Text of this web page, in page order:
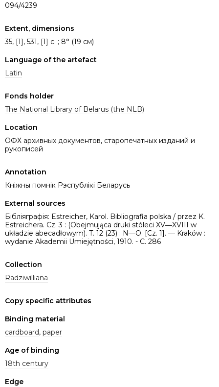
094/4239
Extent, dimensions
35, [1], 531, [1] с. ; 8° (19 см)
Language of the artefact
Latin
Fonds holder
The National Library of Belarus (the NLB)
Location
ОФХ архивных документов, старопечатных изданий и
рукописей
Annotation
Кніжны помнік Рэспублікі Беларусь
External sources
Бібліяграфія: Estreicher, Karol. Bibliografia polska / przez K.
Estreichera. Cz. 3 : (Obejmująca druki stóleci XV―XVIII w
układzie abecadłowym). T. 12 (23) : N―O. [Cz. 1]. ― Kraków :
wydanie Akademii Umiejętności, 1910. - C. 286
Collection
Radziwilliana
Copy specific attributes
Binding material
cardboard, paper
Age of binding
18th century
Edge